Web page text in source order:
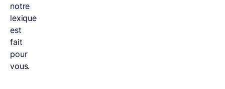
notre
lexique
est
fait
pour
vous.